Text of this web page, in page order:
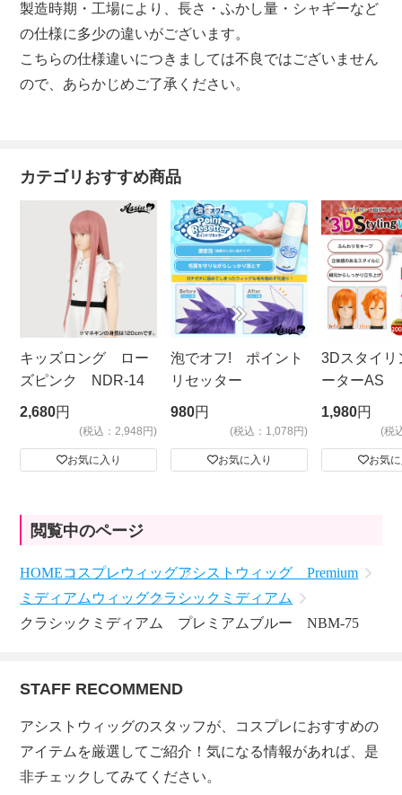
製造時期・工場により、長さ・ふかし量・シャギーなど
の仕様に多少の違いがございます。
こちらの仕様違いにつきましては不良ではございません
ので、あらかじめご了承ください。
カテゴリおすすめ商品
キッズロング ロー
ズピンク NDR-14
2,680円
(税込：2,948円)
お気に入り
泡でオフ! ポイント
リセッター
980円
(税込：1,078円)
お気に入り
3Dスタイリ
ーターAS
ビッグサイ
1,980円
(税
お気
閲覧中のページ
HOMEコスプレウィッグアシストウィッグ Premium
ミディアムウィッグクラシックミディアム
クラシックミディアム プレミアムブルー NBM-75
STAFF RECOMMEND
アシストウィッグのスタッフが、コスプレにおすすめの
アイテムを厳選してご紹介！気になる情報があれば、是
非チェックしてみてください。